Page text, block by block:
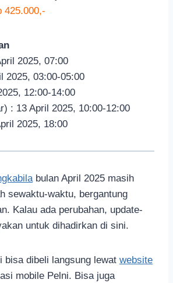
425.000,-
2025, 07:00
2025, 03:00-05:00
12:00-14:00
: 13 April 2025, 10:00-12:00
2025, 18:00
bulan April 2025 masih
sewaktu-waktu, bergantung
Kalau ada perubahan, update-
untuk dihadirkan di sini.
bisa dibeli langsung lewat website
mobile Pelni. Bisa juga